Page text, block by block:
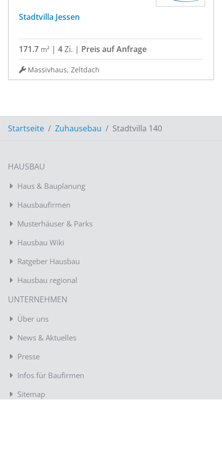
Stadtvilla Jessen
171.7 m² | 4Zi. | Preis auf Anfrage
Massivhaus, Zeltdach
Startseite Zuhausebau Stadtvilla 140
HAUSBAU
Haus & Bauplanung
Hausbaufirmen
Musterhäuser & Parks
Hausbau Wiki
Ratgeber Hausbau
Hausbau regional
UNTERNEHMEN
Über uns
News & Aktuelles
Presse
Infos für Baufirmen
Sitemap